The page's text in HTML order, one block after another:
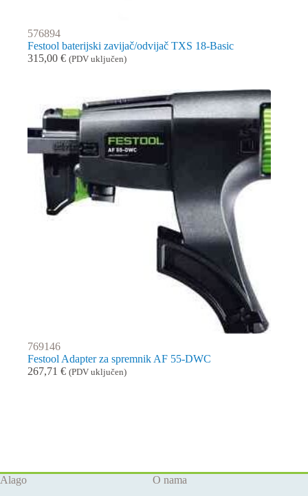
576894
Festool baterijski zavijač/odvijač TXS 18-Basic
315,00 € (PDV uključen)
769146
Festool Adapter za spremnik AF 55-DWC
267,71 € (PDV uključen)
Alago
O nama